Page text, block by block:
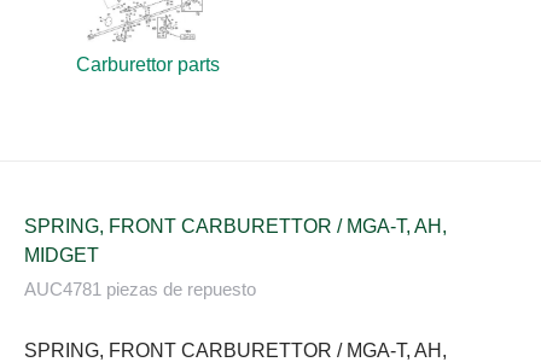
Carburettor parts
SPRING, FRONT CARBURETTOR / MGA-T, AH,
MIDGET
AUC4781 piezas de repuesto
SPRING, FRONT CARBURETTOR / MGA-T, AH,